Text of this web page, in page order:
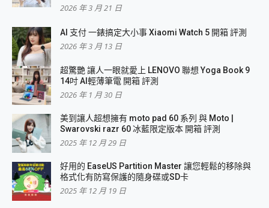
2026 年 3 月 21 日
AI 支付 一錶搞定大小事 Xiaomi Watch 5 開箱 評測
2026 年 3 月 13 日
超驚艷 讓人一眼就愛上 LENOVO 聯想 Yoga Book 9
14吋 AI輕薄筆電 開箱 評測
2026 年 1 月 30 日
美到讓人超想擁有 moto pad 60 系列 與 Moto |
Swarovski razr 60 冰藍限定版本 開箱 評測
2025 年 12 月 29 日
好用的 EaseUS Partition Master 讓您輕鬆的移除與
格式化有防寫保護的隨身碟或SD卡
2025 年 12 月 19 日